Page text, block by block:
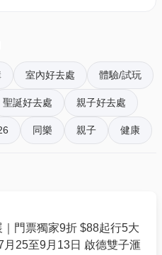
小時令你的子女不單學
身體協調性及提升身體
危險中將受傷情況減到
室內好去處 體驗/試玩
聖誕好去處 親子好去處
同樂 親子 健康
門票獨家9折 $88起行5大
25至9月13日 啟德雙子滙